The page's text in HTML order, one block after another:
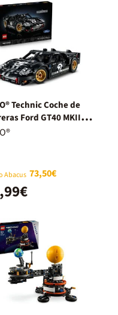
Technic Coche de
Ford GT40 MKII de
42223
Abacus 73,50€